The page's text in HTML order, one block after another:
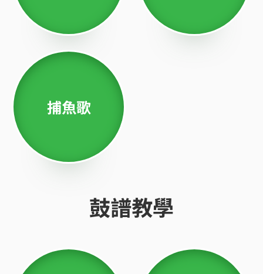
捕魚歌
鼓譜教學